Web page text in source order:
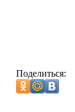
Поделиться: